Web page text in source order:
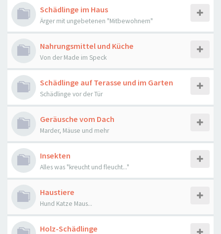
Schädlinge im Haus
Ärger mit ungebetenen "Mitbewohnern"
Nahrungsmittel und Küche
Von der Made im Speck
Schädlinge auf Terasse und im Garten
Schädlinge vor der Tür
Geräusche vom Dach
Marder, Mäuse und mehr
Insekten
Alles was "kreucht und fleucht..."
Haustiere
Hund Katze Maus...
Holz-Schädlinge